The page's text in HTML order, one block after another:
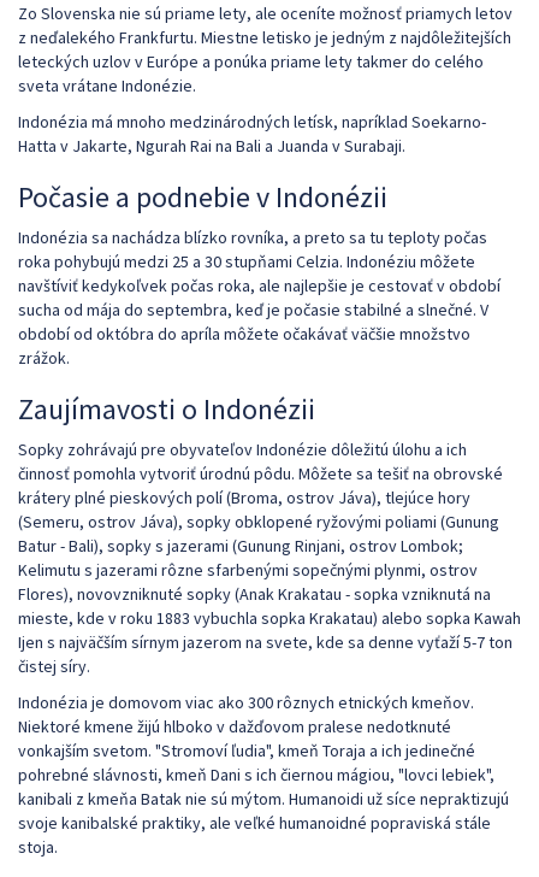
Zo Slovenska nie sú priame lety, ale oceníte možnosť priamych letov
z neďalekého Frankfurtu. Miestne letisko je jedným z najdôležitejších
leteckých uzlov v Európe a ponúka priame lety takmer do celého
sveta vrátane Indonézie.
Indonézia má mnoho medzinárodných letísk, napríklad Soekarno-
Hatta v Jakarte, Ngurah Rai na Bali a Juanda v Surabaji.
Počasie a podnebie v Indonézii
Indonézia sa nachádza blízko rovníka, a preto sa tu teploty počas
roka pohybujú medzi 25 a 30 stupňami Celzia. Indonéziu môžete
navštíviť kedykoľvek počas roka, ale najlepšie je cestovať v období
sucha od mája do septembra, keď je počasie stabilné a slnečné. V
období od októbra do apríla môžete očakávať väčšie množstvo
zrážok.
Zaujímavosti o Indonézii
Sopky zohrávajú pre obyvateľov Indonézie dôležitú úlohu a ich
činnosť pomohla vytvoriť úrodnú pôdu. Môžete sa tešiť na obrovské
krátery plné pieskových polí (Broma, ostrov Jáva), tlejúce hory
(Semeru, ostrov Jáva), sopky obklopené ryžovými poliami (Gunung
Batur - Bali), sopky s jazerami (Gunung Rinjani, ostrov Lombok;
Kelimutu s jazerami rôzne sfarbenými sopečnými plynmi, ostrov
Flores), novovzniknuté sopky (Anak Krakatau - sopka vzniknutá na
mieste, kde v roku 1883 vybuchla sopka Krakatau) alebo sopka Kawah
Ijen s najväčším sírnym jazerom na svete, kde sa denne vyťaží 5-7 ton
čistej síry.
Indonézia je domovom viac ako 300 rôznych etnických kmeňov.
Niektoré kmene žijú hlboko v dažďovom pralese nedotknuté
vonkajším svetom. "Stromoví ľudia", kmeň Toraja a ich jedinečné
pohrebné slávnosti, kmeň Dani s ich čiernou mágiou, "lovci lebiek",
kanibali z kmeňa Batak nie sú mýtom. Humanoidi už síce nepraktizujú
svoje kanibalské praktiky, ale veľké humanoidné popraviská stále
stoja.